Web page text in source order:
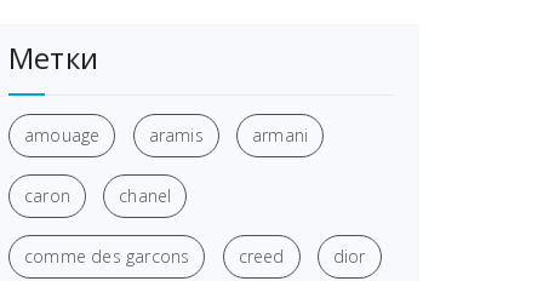
Метки
amouage aramis armani
caron chanel
comme des garcons creed dior